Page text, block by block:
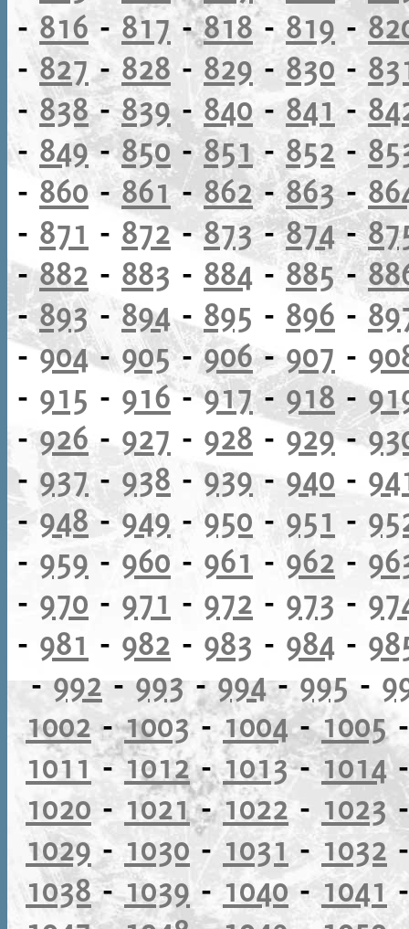
- 816- 817 -818-819 -
-827-828 - 829 - 830 -
- 838-839-840 - 841 -
- 849-850-851- 852-
- 860 -861- 862-863-
- 871 - 872-873-874-
-882 - 883 - 884- 885-
-893-894- 895 - 896 -
-904-905-906-907 -
- 915 - 916-917-918 -
-926 - 927 - 928 - 929-
- 937-938 - 939- 940 -
-948-949 - 950 - 951 -
- 959 - 960 - 961 - 962 -
- 970 - 971 - 972 - 973 -
- 981 - 982 - 983 - 984 -
-992-993-994- 995 -
1002-1003-1004-1005
1011-1012-1013-1014
1020 - 1021-1022 - 1023
1029 -1030- 1031 -1032
1038-1039 - 1040- 1041